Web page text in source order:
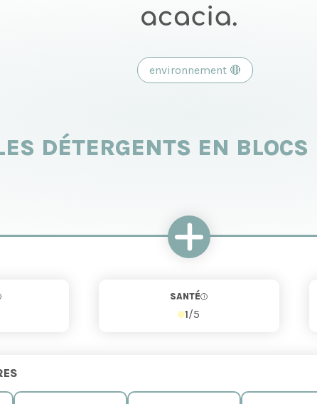
environnement 🔴
DÉTERGENTS EN BLOCS
SANTÉ i
1/5